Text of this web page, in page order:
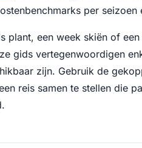
per seizoen
plant, een week skiën of
gids vertegenwoordigen
zijn. Gebruik de
reis samen te stellen die